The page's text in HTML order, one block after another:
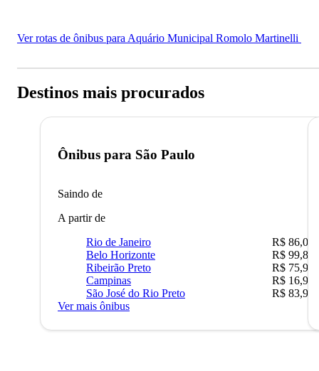
Ver rotas de ônibus para Aquário Municipal Romolo Martinelli
Destinos mais procurados
Ônibus para São Paulo
Saindo de
A partir de
Rio de Janeiro
R$ 86,00
Belo Horizonte
R$ 99,89
Ribeirão Preto
R$ 75,90
Campinas
R$ 16,90
São José do Rio Preto
R$ 83,90
Ver mais ônibus